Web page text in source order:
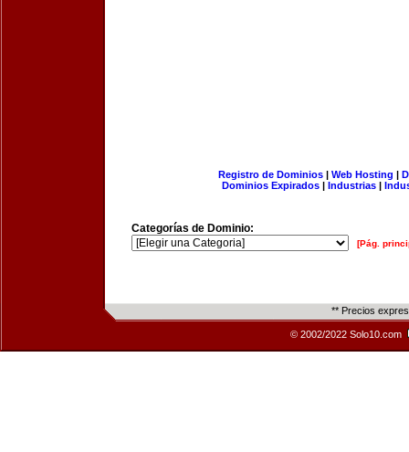
Registro de Dominios| Web Hosting |
Dominios Expirados | Industrias |
Categorías de Dominio:
[Pág.
** Precios
© 2002/2022 Solo10.com